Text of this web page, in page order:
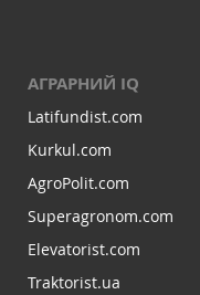
АГРАРНИЙ IQ
Latifundist.com
Kurkul.com
AgroPolit.com
Superagronom.com
Elevatorist.com
Traktorist.ua